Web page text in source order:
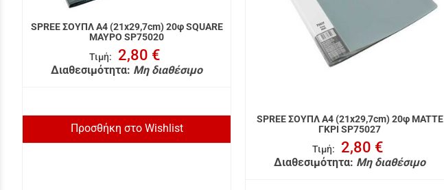
SPREE ΣΟΥΠΛ A4 (21x29,7cm) 20φ SQUARE
ΜΑΥΡΟ SP75020
Τιμή: 2,80 €
Διαθεσιμότητα: Μη διαθέσιμο
Προσθήκη στο Wishlist
SPREE ΣΟΥΠΛ A4 (21x29,7cm) 20φ MATTE
ΓΚΡΙ SP75027
Τιμή: 2,80 €
Διαθεσιμότητα: Μη διαθέσιμο